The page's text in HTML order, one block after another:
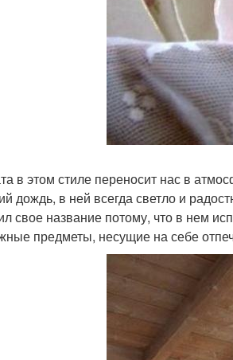
в этом стиле переносит нас в
дождь, в ней всегда светло и
свое название потому, что в нем
предметы, несущие на себе